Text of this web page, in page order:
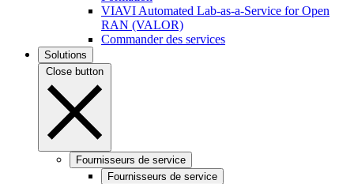
VIAVI Automated Lab-as-a-Service for Open
RAN (VALOR)
Commander des services
Solutions
Close button
Fournisseurs de service
Fournisseurs de service